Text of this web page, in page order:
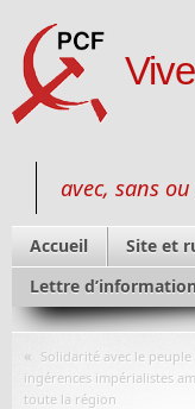
avec, sans
Accueil Site et
Lettre d’information
« Solidarité avec le
ingérences impérialistes
toute la région